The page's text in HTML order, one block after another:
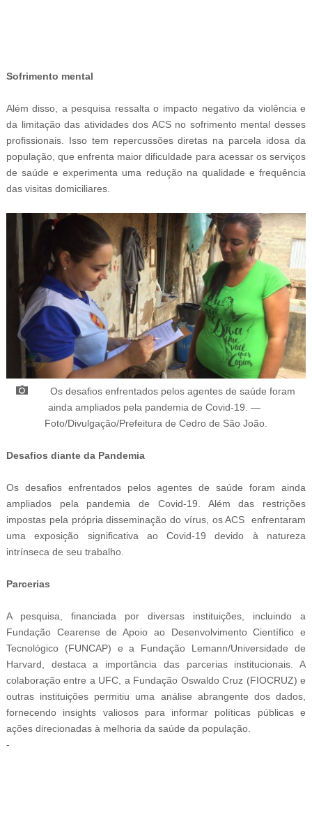
Sofrimento mental
Além disso, a pesquisa ressalta o impacto negativo da violência e
da limitação das atividades dos ACS no sofrimento mental desses
profissionais. Isso tem repercussões diretas na parcela idosa da
população, que enfrenta maior dificuldade para acessar os serviços
de saúde e experimenta uma redução na qualidade e frequência
das visitas domiciliares.
Os desafios enfrentados pelos agentes de saúde foram
ainda ampliados pela pandemia de Covid-19.—
Foto/Divulgação/Prefeitura de Cedro de São João.
Desafios diante da Pandemia
Os desafios enfrentados pelos agentes de saúde foram ainda
ampliados pela pandemia de Covid-19. Além das restrições
impostas pela própria disseminação do vírus, os ACS enfrentaram
uma exposição significativa ao Covid-19 devido à natureza
intrínseca de seu trabalho.
Parcerias
A pesquisa, financiada por diversas instituições, incluindo a
Fundação Cearense de Apoio ao Desenvolvimento Científico e
Tecnológico (FUNCAP) e a Fundação Lemann/Universidade de
Harvard, destaca a importância das parcerias institucionais. A
colaboração entre a UFC, a Fundação Oswaldo Cruz (FIOCRUZ) e
outras instituições permitiu uma análise abrangente dos dados,
fornecendo insights valiosos para informar políticas públicas e
ações direcionadas à melhoria da saúde da população.
-